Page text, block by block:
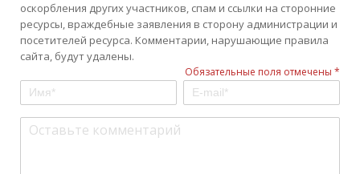
оскорбления других участников, спам и ссылки на сторонние
ресурсы, враждебные заявления в сторону администрации и
посетителей ресурса. Комментарии, нарушающие правила
сайта, будут удалены.
Обязательные поля отмечены *